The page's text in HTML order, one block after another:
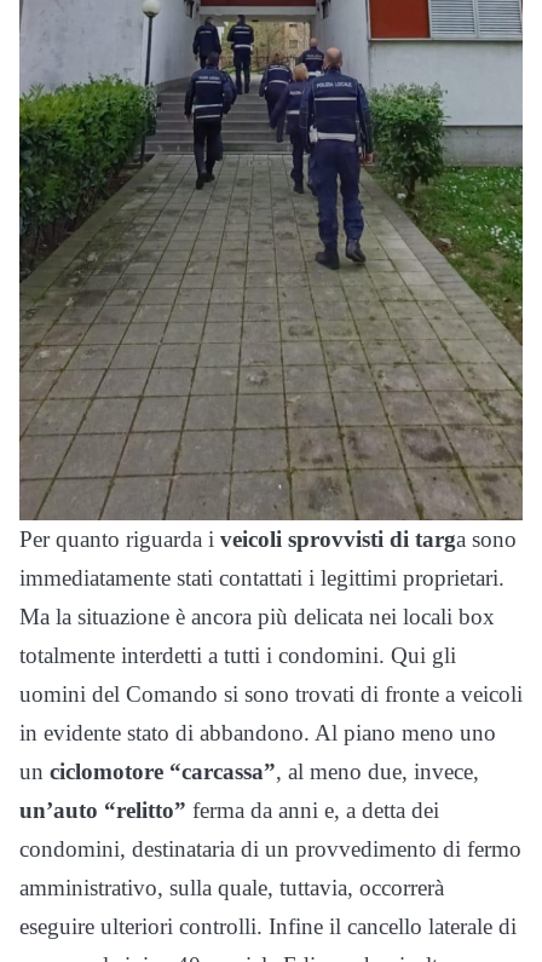
Per quanto riguarda i veicoli sprovvisti di targa sono
immediatamente stati contattati i legittimi proprietari.
Ma la situazione è ancora più delicata nei locali box
totalmente interdetti a tutti i condomini. Qui gli
uomini del Comando si sono trovati di fronte a veicoli
in evidente stato di abbandono. Al piano meno uno
un ciclomotore “carcassa”, al meno due, invece,
un’auto “relitto” ferma da anni e, a detta dei
condomini, destinataria di un provvedimento di fermo
amministrativo, sulla quale, tuttavia, occorrerà
eseguire ulteriori controlli. Infine il cancello laterale di